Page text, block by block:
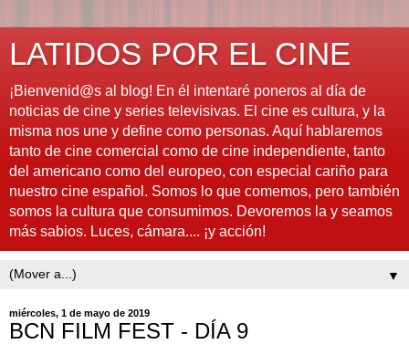
LATIDOS POR EL CINE
¡Bienvenid@s al blog! En él intentaré poneros al día de
noticias de cine y series televisivas. El cine es cultura, y la
misma nos une y define como personas. Aquí hablaremos
tanto de cine comercial como de cine independiente, tanto
del americano como del europeo, con especial cariño para
nuestro cine español. Somos lo que comemos, pero también
somos la cultura que consumimos. Devoremos la y seamos
más sabios. Luces, cámara.... ¡y acción!
▼
miércoles, 1 de mayo de 2019
BCN FILM FEST - DÍA 9